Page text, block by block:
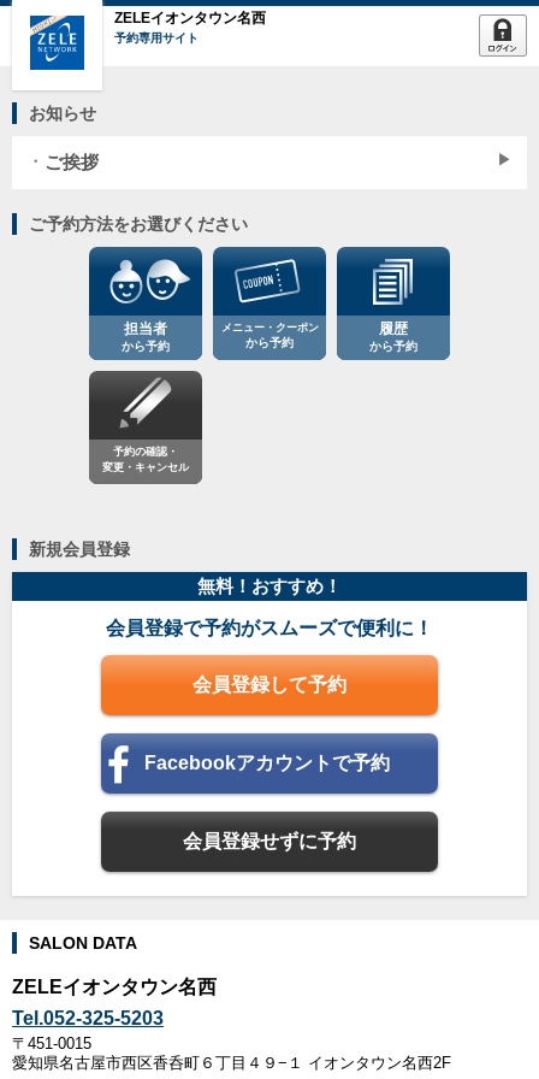
ZELEイオンタウン名西
予約専用サイト
お知らせ
ご挨拶
ご予約方法をお選びください
担当者
から予約
メニュー・クーポン
から予約
履歴
から予約
予約の確認・
変更・キャンセル
新規会員登録
無料！おすすめ！
会員登録で予約がスムーズで便利に！
会員登録して予約
Facebookアカウントで予約
会員登録せずに予約
SALON DATA
ZELEイオンタウン名西
Tel.052-325-5203
〒451-0015
愛知県名古屋市西区香呑町６丁目４９−１ イオンタウン名西2F